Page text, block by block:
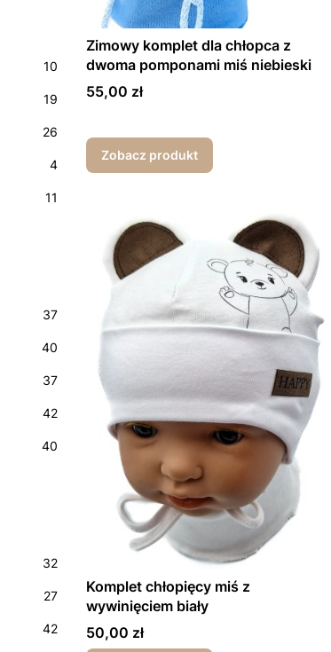
10
19
26
4
11
37
40
37
42
40
32
27
42
Zimowy komplet dla chłopca z
dwoma pomponami miś niebieski
Cena
55,00 zł
Zobacz produkt
Komplet chłopięcy miś z
wywinięciem biały
Cena
50,00 zł